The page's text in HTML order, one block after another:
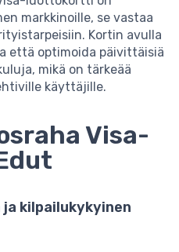
markkinoille, se vastaa
Kortin avulla
että optimoida päivittäisiä
mikä on tärkeää
käyttäjille.
Visa-
kilpailukykyinen